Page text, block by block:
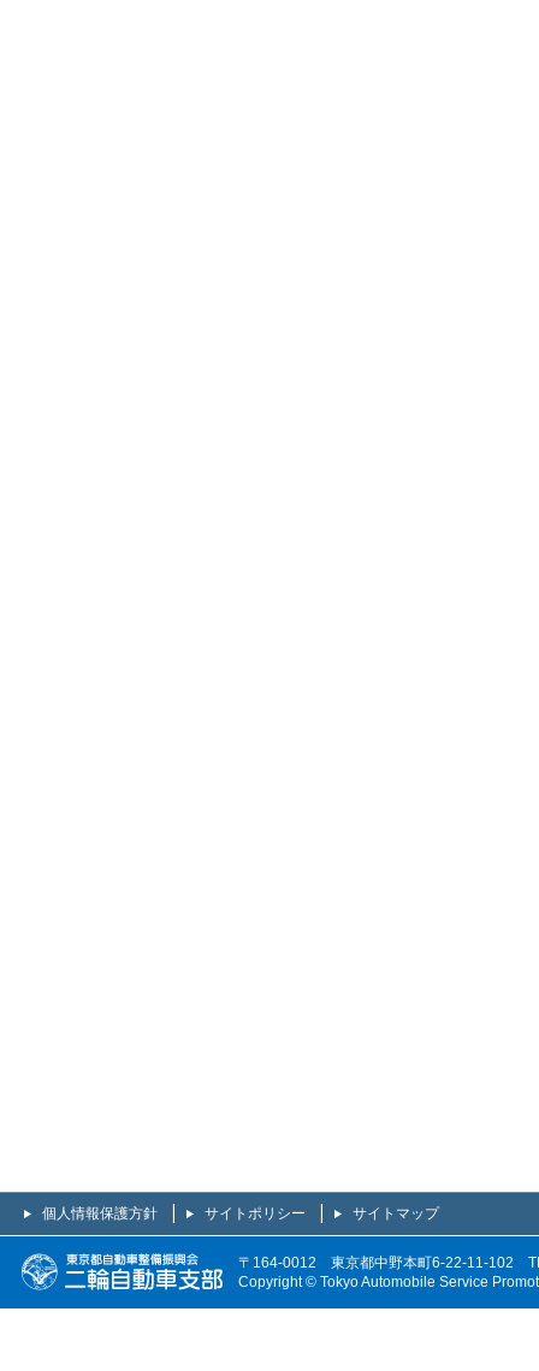
個人情報保護方針 サイトポリシー サイトマップ
〒164-0012 東京都中野本町6-22-11-102
Copyright © Tokyo Automobile Service